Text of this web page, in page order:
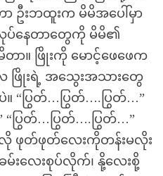
ာ ဦးဘထူးက မိမိအပေါ်မှာ
ပ်နေတာတွေကို မိမိ၏
။ ဖြိုးကို မောင့်ဖေဖေက
ြိုးရဲ့ အသွေးအသားတွေ
“ပြွတ်…ပြွတ်….ပြွတ်…”
ပြွတ်…ပြွတ်….ပြွတ်…”
ဖုတ်ဖုတ်လေးကိုတန်းမလိုး
မ်းလေးစုပ်လိုက်၊ နို့လေးစို့